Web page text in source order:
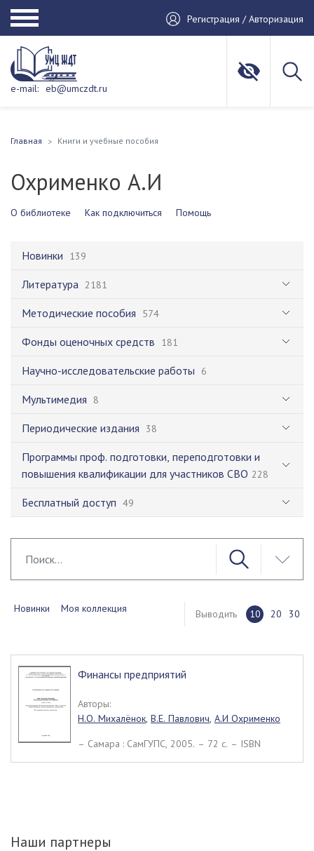
Регистрация / Авторизация
e-mail: eb@umczdt.ru
Главная Книги и учебные пособия
Охрименко А.И
О библиотеке Как подключиться Помощь
Новинки 139
Литература 2181
Методические пособия 574
Фонды оценочных средств 181
Научно-исследовательские работы 6
Мультимедия 8
Периодические издания 38
Программы проф. подготовки, переподготовки и
повышения квалификации для участников СВО 228
Бесплатный доступ 49
Новинки Моя коллекция Выводить 10 20 30
Финансы предприятий
Авторы:
Н.О. Михалёнок, В.Е. Павлович, А.И Охрименко
– Самара : СамГУПС, 2005. – 72 c. – ISBN
Наши партнеры